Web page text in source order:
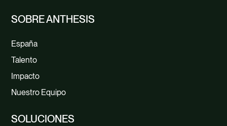
SOBRE ANTHESIS
España
Talento
Impacto
Nuestro Equipo
SOLUCIONES